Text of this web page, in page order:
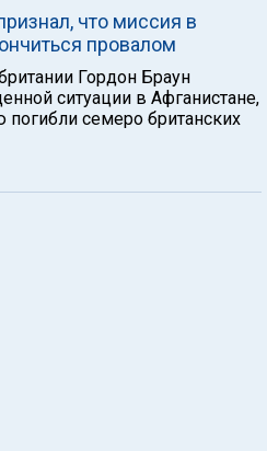
что миссия в
провалом
Гордон Браун
ситуации в Афганистане,
семеро британских